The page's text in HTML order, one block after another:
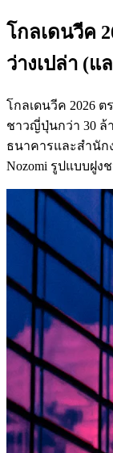
โกลเดนวีค
ว่างเปล่า (
โกลเดนวีค 2026
ชาวญี่ปุ่นกว่า 30 ล้
ธนาคารและสำนัก
Nozomi รูปแบบฝูง